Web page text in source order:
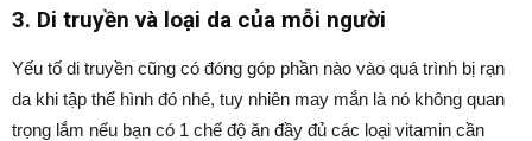
3. Di truyền và loại da của mỗi người
Yếu tố di truyền cũng có đóng góp phần nào vào quá trình bị rạn
da khi tập thể hình đó nhé, tuy nhiên may mắn là nó không quan
trọng lắm nếu bạn có 1 chế độ ăn đầy đủ các loại vitamin cần